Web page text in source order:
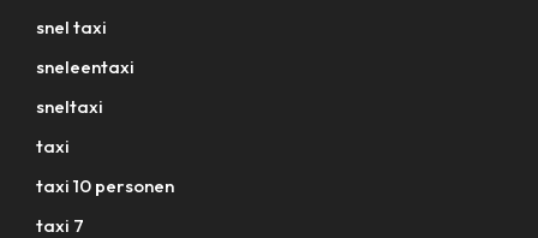
snel taxi
sneleentaxi
sneltaxi
taxi
taxi 10 personen
taxi 7